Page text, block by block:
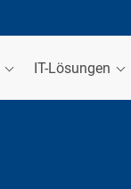
IT-Lösungen